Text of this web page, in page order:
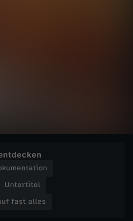
Untertitel
fast alles